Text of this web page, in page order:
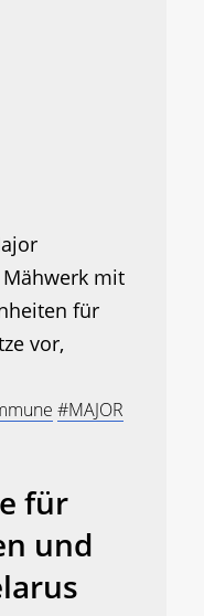
mit
für
vor,
#MAJOR
für
und